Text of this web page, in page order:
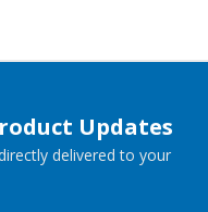
Updates
delivered to your